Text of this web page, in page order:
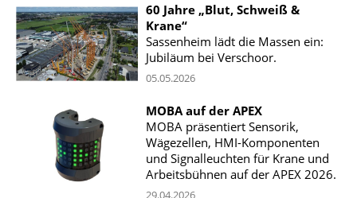
60 Jahre „Blut, Schweiß &
Krane“
Sassenheim lädt die Massen ein:
Jubiläum bei Verschoor.
05.05.2026
MOBA auf der APEX
MOBA präsentiert Sensorik,
Wägezellen, HMI-Komponenten
und Signalleuchten für Krane und
Arbeitsbühnen auf der APEX 2026.
29.04.2026